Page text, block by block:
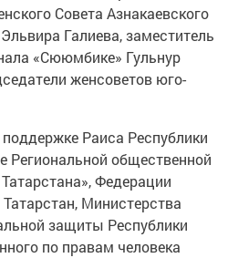
Совета Азнакаевского
Галиева, заместитель
«Сююмбике» Гульнур
женсоветов юго-
Раиса Республики
Региональной общественной
Федерации
Министерства
защиты Республики
по правам человека